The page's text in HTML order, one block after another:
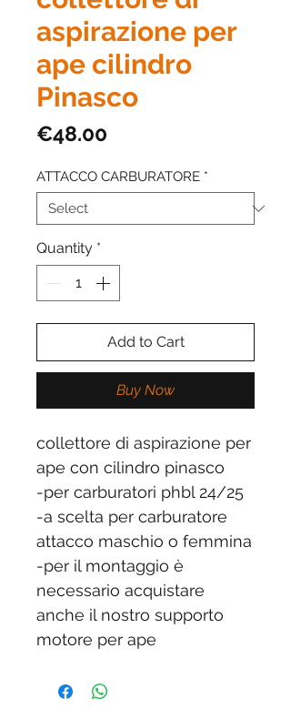
aspirazione per
ape cilindro
Pinasco
€48.00
ATTACCO CARBURATORE *
Quantity *
Add to Cart
Buy Now
collettore di aspirazione per
ape con cilindro pinasco
-per carburatori phbl 24/25
-a scelta per carburatore
attacco maschio o femmina
-per il montaggio è
necessario acquistare
anche il nostro supporto
motore per ape